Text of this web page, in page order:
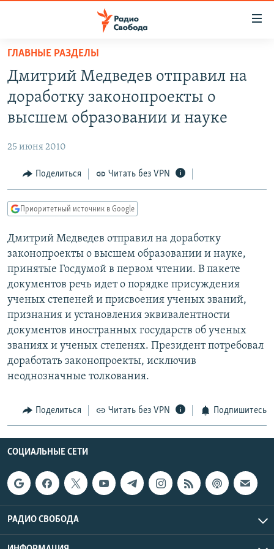
упрощенного
доступа
Вернуться
основному
Вернутся
Вернутся
поиску
ПОДКАСТЫ
АВТОРСКИЕ ПРОЕКТЫ
МНЕНИЯ
КУЛЬТУРА
КАВКАЗ.РЕАЛИИ
СЕВЕР.РЕАЛИИ
СИБИРЬ.РЕАЛИИ
РАСПИСАНИЕ ВЕЩАНИЯ
ПОДПИШИТЕСЬ НА РАССЫЛКУ
Все сайты РСЕ/РС
ГЛАВНЫЕ РАЗДЕЛЫ
Дмитрий Медведев отправил на
доработку законопроекты о
высшем образовании и науке
25 июня 2010
Поделиться Читать без VPN
Приоритетный источник в Google
Дмитрий Медведев отправил на доработку
законопроекты о высшем образовании и науке,
принятые Госдумой в первом чтении. В пакете
документов речь идет о порядке присуждения
ученых степеней и присвоения ученых званий,
признания и установления эквивалентности
документов иностранных государств об ученых
званиях и ученых степенях. Президент потребовал
доработать законопроекты, исключив
неоднозначные толкования.
Поделиться Читать без VPN Подпишитесь
СОЦИАЛЬНЫЕ СЕТИ
РАДИО СВОБОДА